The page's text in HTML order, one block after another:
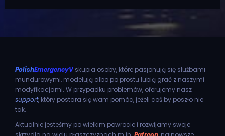
PolishEmergencyVskupia osoby, które pasjonują się służbami
mundurowymi, modelują albo po prostu lubią grać z naszymi
modyfikacjami. W przypadku problemów, oferujemy nasz
support, który postara się wam pomóc, jeżeli coś by poszło nie
tak.
Aktualnie jesteśmy po wielkim powrocie i rozwijamy swoje